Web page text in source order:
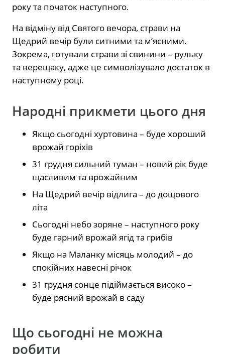
року та початок наступного.
На відміну від Святого вечора, страви на
Щедрий вечір були ситними та м’ясними.
Зокрема, готували страви зі свинини – рульку
та верещаку, адже це символізувало достаток в
наступному році.
Народні прикмети цього дня
Якщо сьогодні хуртовина – буде хороший
врожай горіхів
31 грудня сильний туман – новий рік буде
щасливим та врожайним
На Щедрий вечір відлига – до дощового
літа
Сьогодні небо зоряне – наступного року
буде гарний врожай ягід та грибів
Якщо на Маланку місяць молодий – до
спокійних навесні річок
31 грудня сонце підіймається високо –
буде рясний врожай в саду
Що сьогодні не можна
робити